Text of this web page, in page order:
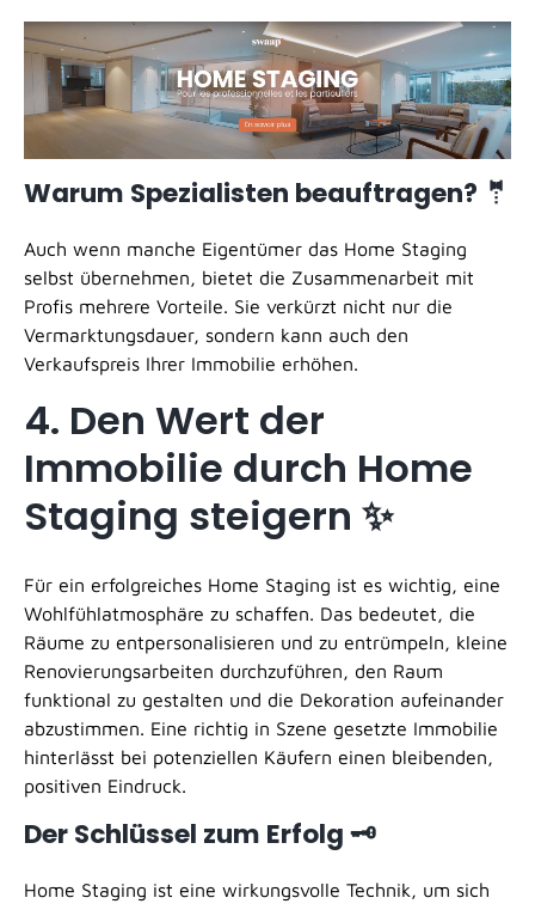
Warum Spezialisten beauftragen? 🤵
Auch wenn manche Eigentümer das Home Staging
selbst übernehmen, bietet die Zusammenarbeit mit
Profis mehrere Vorteile. Sie verkürzt nicht nur die
Vermarktungsdauer, sondern kann auch den
Verkaufspreis Ihrer Immobilie erhöhen.
4. Den Wert der
Immobilie durch Home
Staging steigern ✨
Für ein erfolgreiches Home Staging ist es wichtig, eine
Wohlfühlatmosphäre zu schaffen. Das bedeutet, die
Räume zu entpersonalisieren und zu entrümpeln, kleine
Renovierungsarbeiten durchzuführen, den Raum
funktional zu gestalten und die Dekoration aufeinander
abzustimmen. Eine richtig in Szene gesetzte Immobilie
hinterlässt bei potenziellen Käufern einen bleibenden,
positiven Eindruck.
Der Schlüssel zum Erfolg 🗝️
Home Staging ist eine wirkungsvolle Technik, um sich